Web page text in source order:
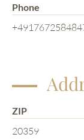
Phone
ZIP
20359